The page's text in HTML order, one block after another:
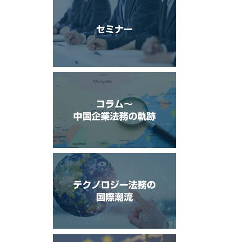
セミナー
コラム〜
中国企業法務の軌跡
テクノロジー法務の
国際潮流